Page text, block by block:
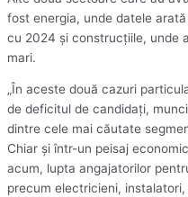
fost energia, unde datele
cu 2024 şi construcţiile, unde
mari.
„În aceste două cazuri
de deficitul de candidaţi,
dintre cele mai căutate
Chiar şi într-un peisaj
acum, lupta angajatorilor
precum electricieni,